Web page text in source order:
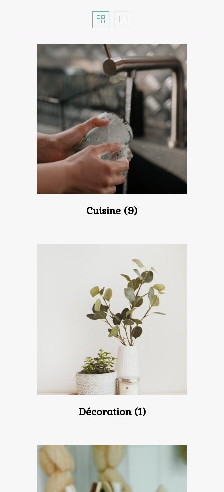
Cuisine (9)
Décoration (1)